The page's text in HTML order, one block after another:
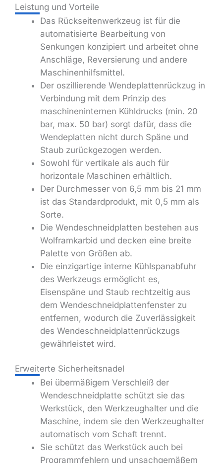
Leistung und Vorteile
Das Rückseitenwerkzeug ist für die
automatisierte Bearbeitung von
Senkungen konzipiert und arbeitet ohne
Anschläge, Reversierung und andere
Maschinenhilfsmittel.
Der oszillierende Wendeplattenrückzug in
Verbindung mit dem Prinzip des
maschineninternen Kühldrucks (min. 20
bar, max. 50 bar) sorgt dafür, dass die
Wendeplatten nicht durch Späne und
Staub zurückgezogen werden.
Sowohl für vertikale als auch für
horizontale Maschinen erhältlich.
Der Durchmesser von 6,5 mm bis 21 mm
ist das Standardprodukt, mit 0,5 mm als
Sorte.
Die Wendeschneidplatten bestehen aus
Wolframkarbid und decken eine breite
Palette von Größen ab.
Die einzigartige interne Kühlspanabfuhr
des Werkzeugs ermöglicht es,
Eisenspäne und Staub rechtzeitig aus
dem Wendeschneidplattenfenster zu
entfernen, wodurch die Zuverlässigkeit
des Wendeschneidplattenrückzugs
gewährleistet wird.
Erweiterte Sicherheitsnadel
Bei übermäßigem Verschleiß der
Wendeschneidplatte schützt sie das
Werkstück, den Werkzeughalter und die
Maschine, indem sie den Werkzeughalter
automatisch vom Schaft trennt.
Sie schützt das Werkstück auch bei
Programmfehlern und unsachgemäßem